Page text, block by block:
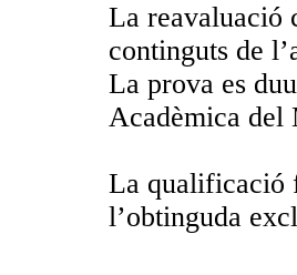
La reavaluació
continguts de
La prova es
Acadèmica del
La qualificació
l’obtinguda